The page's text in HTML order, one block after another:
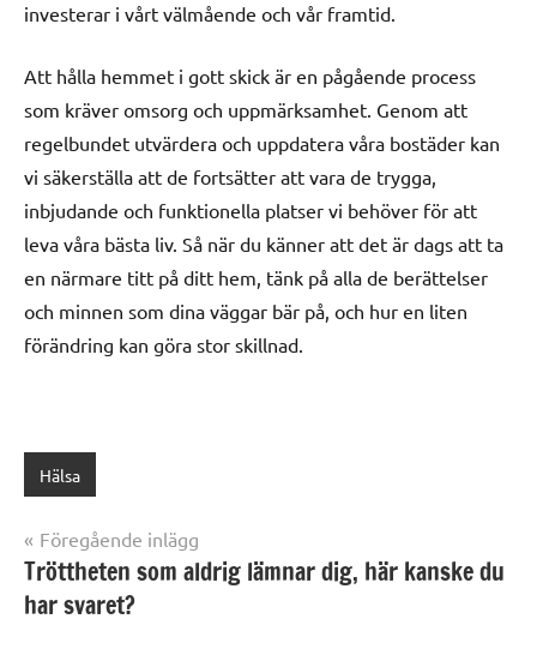
investerar i vårt välmående och vår framtid.
Att hålla hemmet i gott skick är en pågående process
som kräver omsorg och uppmärksamhet. Genom att
regelbundet utvärdera och uppdatera våra bostäder kan
vi säkerställa att de fortsätter att vara de trygga,
inbjudande och funktionella platser vi behöver för att
leva våra bästa liv. Så när du känner att det är dags att ta
en närmare titt på ditt hem, tänk på alla de berättelser
och minnen som dina väggar bär på, och hur en liten
förändring kan göra stor skillnad.
Hälsa
Inläggsnavigering
Föregående inlägg
Tröttheten som aldrig lämnar dig, här kanske du
har svaret?